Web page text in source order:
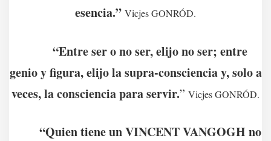
esencia.” Vicjes GONRÓD.
“Entre ser o no ser, elijo no ser; entre
genio y figura, elijo la supra-consciencia y, solo a
veces, la consciencia para servir.” Vicjes GONRÓD.
“Quien tiene un VINCENT VANGOGH no